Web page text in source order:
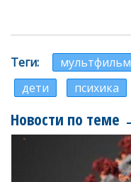
Теги мультфильм
дети
психика
Новости по теме